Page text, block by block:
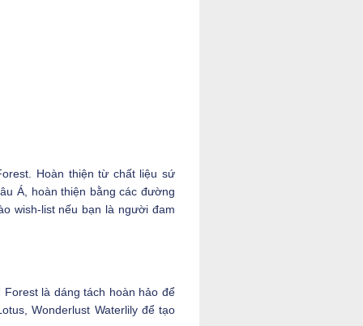
Hoàn thiện từ chất liệu sứ
Á, hoàn thiện bằng các đường
wish-list nếu bạn là người đam
là dáng tách hoàn hảo để
Wonderlust Waterlily để tạo